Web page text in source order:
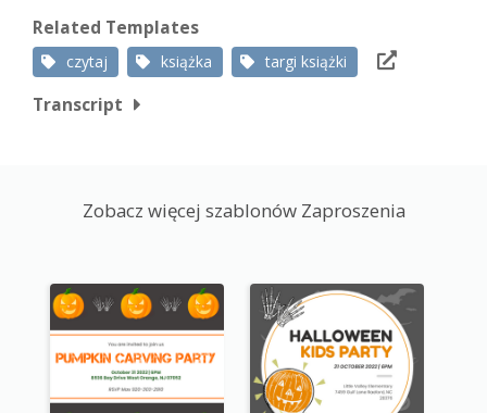
Related Templates
czytaj książka targi książki
Transcript
Zobacz więcej szablonów Zaproszenia